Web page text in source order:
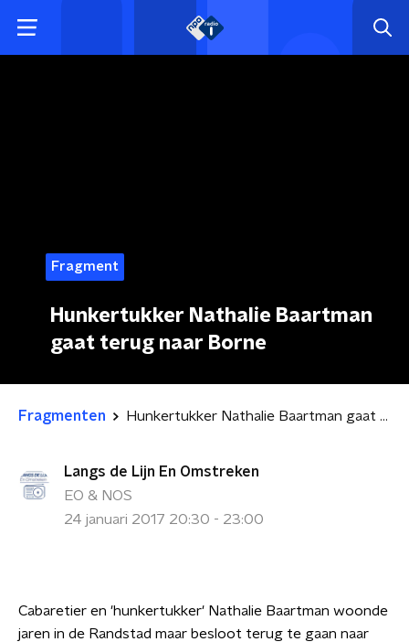
Fragment
Hunkertukker Nathalie Baartman
gaat terug naar Borne
Fragmenten Hunkertukker Nathalie Baartman gaat terug naar Borne
Langs de Lijn En Omstreken
EO & NOS
24 januari 2017 20:30 - 23:00
Cabaretier en 'hunkertukker' Nathalie Baartman woonde
jaren in de Randstad maar besloot terug te gaan naar